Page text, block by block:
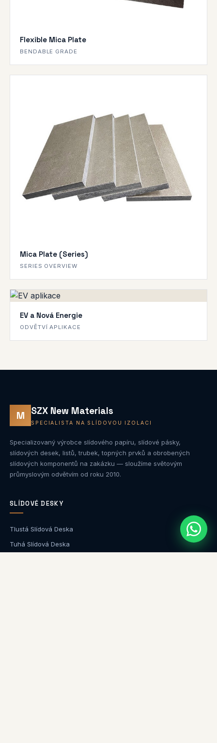
Flexible Mica Plate
BENDABLE GRADE
Mica Plate (Series)
SERIES OVERVIEW
EV a Nová Energie
ODVĚTVÍ APLIKACE
M SZX New Materials
SPECIALISTA NA SLÍDOVOU IZOLACI
Specializovaný výrobce slídového papíru, slídové pásky,
slídových desek, listů, trubek, topných prvků a obrobených
slídových komponentů na zakázku — sloužíme světovým
průmyslovým odvětvím od roku 2010.
SLÍDOVÉ DESKY
Tlustá Slídová Deska
Tuhá Slídová Deska